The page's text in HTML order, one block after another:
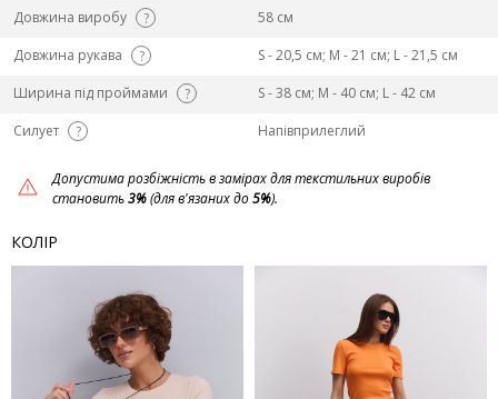
Довжина виробу
?
58 см
Довжина рукава
?
S - 20,5 см; M - 21 см; L - 21,5 см
Ширина під проймами
?
S - 38 см; M - 40 см; L - 42 см
Силует
? Напівприлеглий
Допустима розбіжність в замірах для текстильних виробів
становить3%(для в'язаних до5%).
КОЛІР